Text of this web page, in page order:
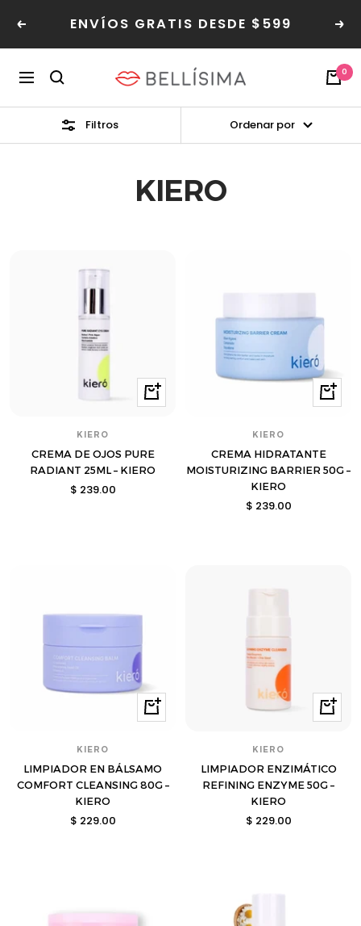
Read
Policy
AnteriorENVÍOS GRATIS DESDE $599
Navegación Bellisima 0
Filtros Ordenar por
KIERO
Comprar
KIERO
CREMA DE OJOS PURE
RADIANT 25ML – KIERO
Precio
$ 239.00
KIERO
CREMA HIDRATANTE
MOISTURIZING BARRIER 50G –
KIERO
Precio
$ 239.00
Comprar
KIERO
LIMPIADOR EN BÁLSAMO
COMFORT CLEANSING 80G –
KIERO
Precio
$ 229.00
KIERO
LIMPIADOR ENZIMÁTICO
REFINING ENZYME 50G –
KIERO
Precio
$ 229.00